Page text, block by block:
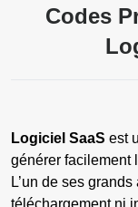
Codes
Logiciel SaaS est
générer facilement
L’un de ses